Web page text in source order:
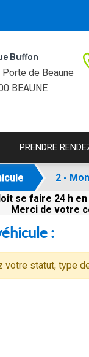
Buffon
Porte de Beaune
BEAUNE
PRENDRE
2 -
se faire 24 h
Merci de votre
:
votre statut, type